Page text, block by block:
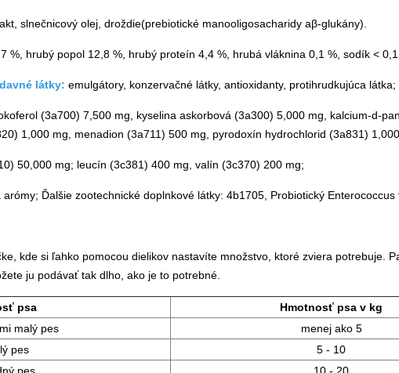
slnečnicový olej, droždie(prebiotické manooligosacharidy aβ-glukány).
%, hrubý popol 12,8 %, hrubý proteín 4,4 %, hrubá vláknina 0,1 %, sodík < 0,1
látky: emulgátory, konzervačné látky, antioxidanty, protihrudkujúca látka;
(3a700) 7,500 mg, kyselina askorbová (3a300) 5,000 mg, kalcium-d-
1,000 mg, menadion (3a711) 500 mg, pyrodoxín hydrochlorid (3a831)
50,000 mg; leucín (3c381) 400 mg, valín (3c370) 200 mg;
Ďalšie zootechnické doplnkové látky: 4b1705, Probiotický Enterococcus
kde si ľahko pomocou dielikov nastavíte množstvo, ktoré zviera potrebuje.
ju podávať tak dlho, ako je to potrebné.
psa Hmotnosť psa v kg
malý pes
menej ako 5
pes
5 - 10